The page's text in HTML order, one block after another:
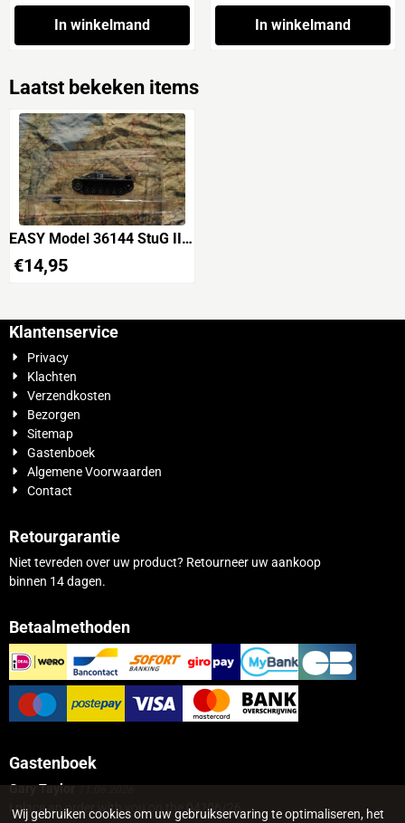
In winkelmand In winkelmand
Laatst bekeken items
EASY Model 36144 StuG III
Ausf.E
€14,95
Klantenservice
Privacy
Klachten
Verzendkosten
Bezorgen
Sitemap
Gastenboek
Algemene Voorwaarden
Contact
Retourgarantie
Niet tevreden over uw product? Retourneer uw aankoop
binnen 14 dagen.
Betaalmethoden
Gastenboek
Gary Taylor 11.06.2026
I place an order with you on the 04?06/26...
Wij gebruiken cookies om uw gebruikservaring te optimaliseren, het